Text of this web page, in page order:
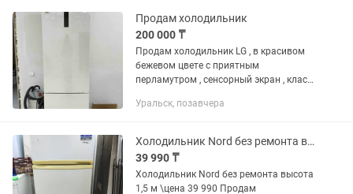
Продам холодильник
200 000 ₸
Продам холодильник LG , в красивом
бежевом цвете с приятным
перламутром , сенсорный экран , класс
Глубина 68,2 см Высота 203 см Общий
Уральск, позавчера
Холодильник Nord без ремонта высота 1,5 м
39 990 ₸
Холодильник Nord без ремонта высота
1,5 м \цена 39 990 Продам